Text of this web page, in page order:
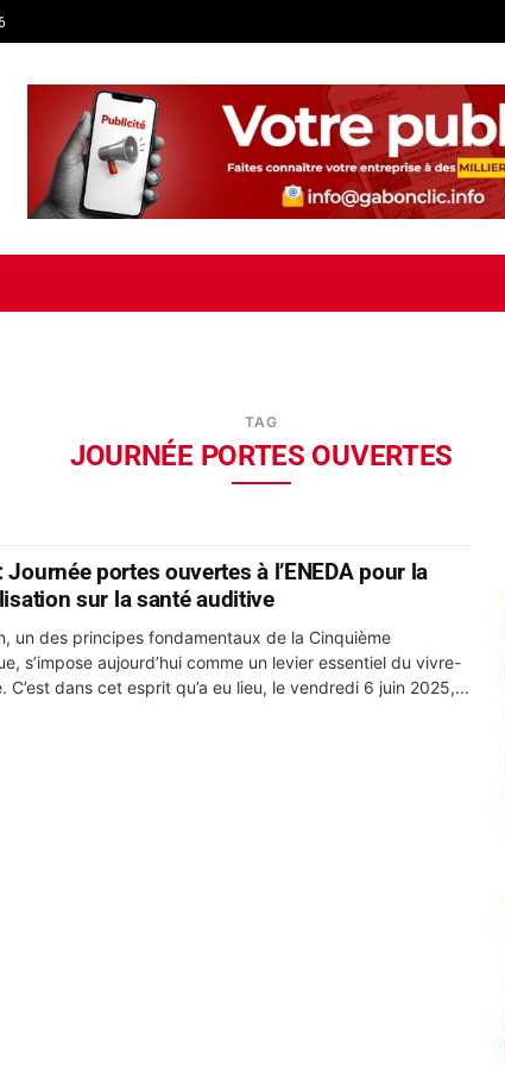
TAG
JOURNÉE PORTES OUVERTES
Journée portes ouvertes à l’ENEDA pour la
sur la santé auditive
un des principes fondamentaux de la Cinquième
s’impose aujourd’hui comme un levier essentiel du vivre-
C’est dans cet esprit qu’a eu lieu, le vendredi 6 juin 2025,...